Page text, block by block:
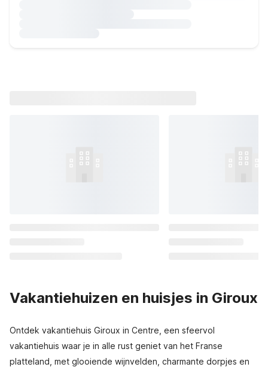
Vakantiehuizen en huisjes in Giroux
Ontdek vakantiehuis Giroux in Centre, een sfeervol
vakantiehuis waar je in alle rust geniet van het Franse
platteland, met glooiende wijnvelden, charmante dorpjes en